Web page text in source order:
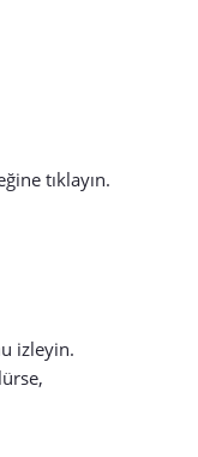
tıklayın.
izleyin.